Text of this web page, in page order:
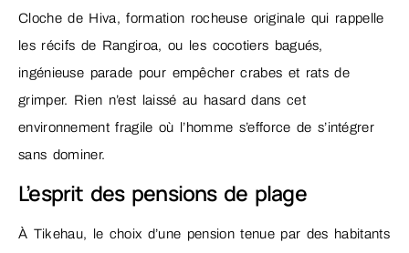
Cloche de Hiva, formation rocheuse originale qui rappelle
les récifs de Rangiroa, ou les cocotiers bagués,
ingénieuse parade pour empêcher crabes et rats de
grimper. Rien n’est laissé au hasard dans cet
environnement fragile où l’homme s’efforce de s’intégrer
sans dominer.
L’esprit des pensions de plage
À Tikehau, le choix d’une pension tenue par des habitants